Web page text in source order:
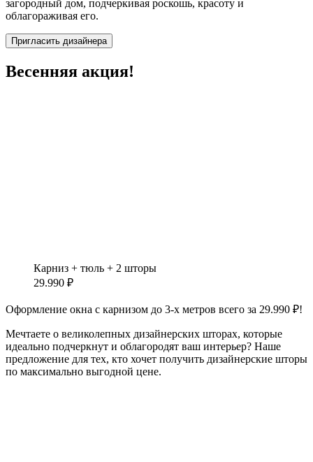
загородный дом, подчеркивая роскошь, красоту и
облагораживая его.
Пригласить дизайнера
Весенняя акция!
Карниз + тюль + 2 шторы
29.990 ₽
Оформление окна с карнизом до 3-х метров всего за 29.990 ₽!
Мечтаете о великолепных дизайнерских шторах, которые
идеально подчеркнут и облагородят ваш интерьер? Наше
предложение для тех, кто хочет получить дизайнерские шторы
по максимально выгодной цене.